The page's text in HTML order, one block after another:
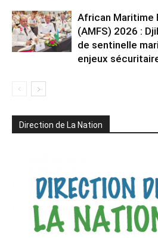
African Maritime
(AMFS) 2026 :
de sentinelle
enjeux
Direction de La Nation